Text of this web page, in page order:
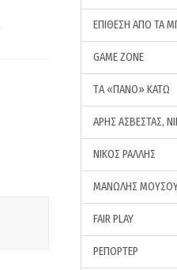
ΕΠΙΘΕΣΗ ΑΠΟ ΤΑ
GAME ZONE
ΤA «ΠΑΝΟ» ΚΑΤΩ
ΑΡΗΣ ΑΣΒΕΣΤΑΣ,
ΝΙΚΟΣ ΡΑΛΛΗΣ
ΜΑΝΩΛΗΣ
FAIR PLAY
ΡΕΠΟΡΤΕΡ